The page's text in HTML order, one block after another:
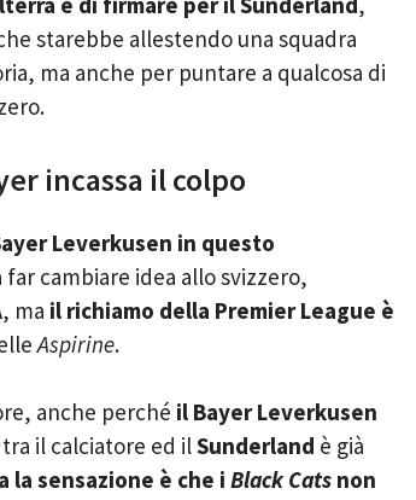
starebbe allestendo una squadra
ma anche per puntare a qualcosa di
incassa il colpo
Leverkusen in questo
cambiare idea allo svizzero,
, ma il richiamo della Premier League è
Aspirine.
anche perché il Bayer Leverkusen
tra il calciatore ed ilSunderland è già
la sensazione è che i Black Cats non